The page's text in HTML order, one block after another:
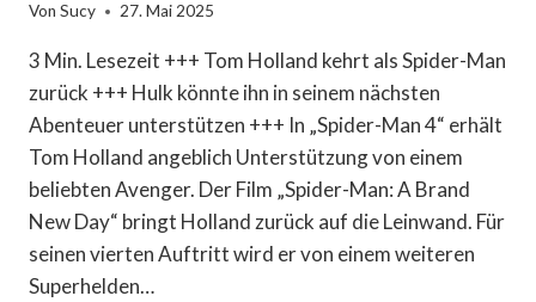
Von Sucy 27. Mai 2025
3 Min. Lesezeit +++ Tom Holland kehrt als Spider-Man
zurück +++ Hulk könnte ihn in seinem nächsten
Abenteuer unterstützen +++ In „Spider-Man 4“ erhält
Tom Holland angeblich Unterstützung von einem
beliebten Avenger. Der Film „Spider-Man: A Brand
New Day“ bringt Holland zurück auf die Leinwand. Für
seinen vierten Auftritt wird er von einem weiteren
Superhelden…